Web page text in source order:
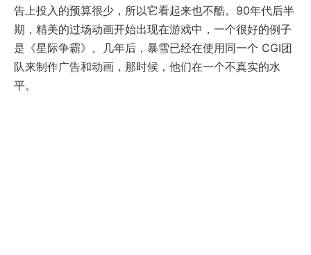
告上投入的预算很少，所以它看起来也不酷。90年代后半
期，精美的过场动画开始出现在游戏中，一个很好的例子
是《星际争霸》。几年后，暴雪已经在使用同一个 CGI团
队来制作广告和动画，那时候，他们在一个不真实的水
平。